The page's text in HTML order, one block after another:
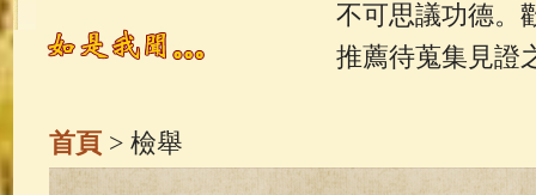
不可思議功德。
推薦待蒐集見證
首頁> 檢舉